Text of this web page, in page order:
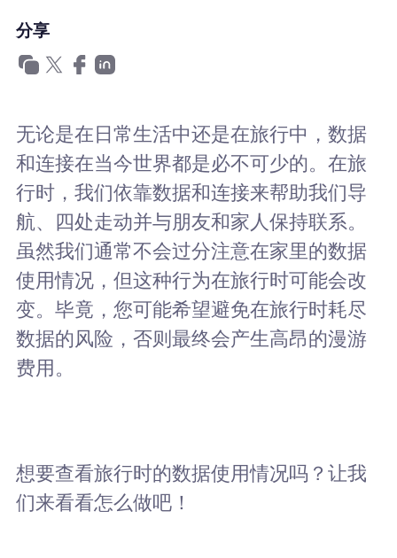
企业用户
分享
无论是在日常生活中还是在旅行中，数据
和连接在当今世界都是必不可少的。在旅
行时，我们依靠数据和连接来帮助我们导
航、四处走动并与朋友和家人保持联系。
虽然我们通常不会过分注意在家里的数据
使用情况，但这种行为在旅行时可能会改
变。毕竟，您可能希望避免在旅行时耗尽
数据的风险，否则最终会产生高昂的漫游
费用。
想要查看旅行时的数据使用情况吗？让我
们来看看怎么做吧！